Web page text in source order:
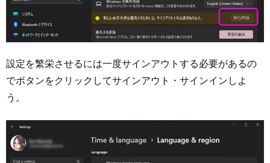
設定を繁栄させるには一度サインアウトする必要があるの
でボタンをクリックしてサインアウト・サインインしよ
う。